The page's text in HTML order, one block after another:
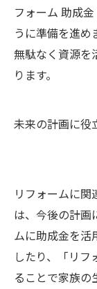
フォーム 助成
うに準備を進め
無駄なく資源を
ります。
未来の計画に役
リフォームに関
は、今後の計画
ムに助成金を活
したり、「リフ
ることで家族の